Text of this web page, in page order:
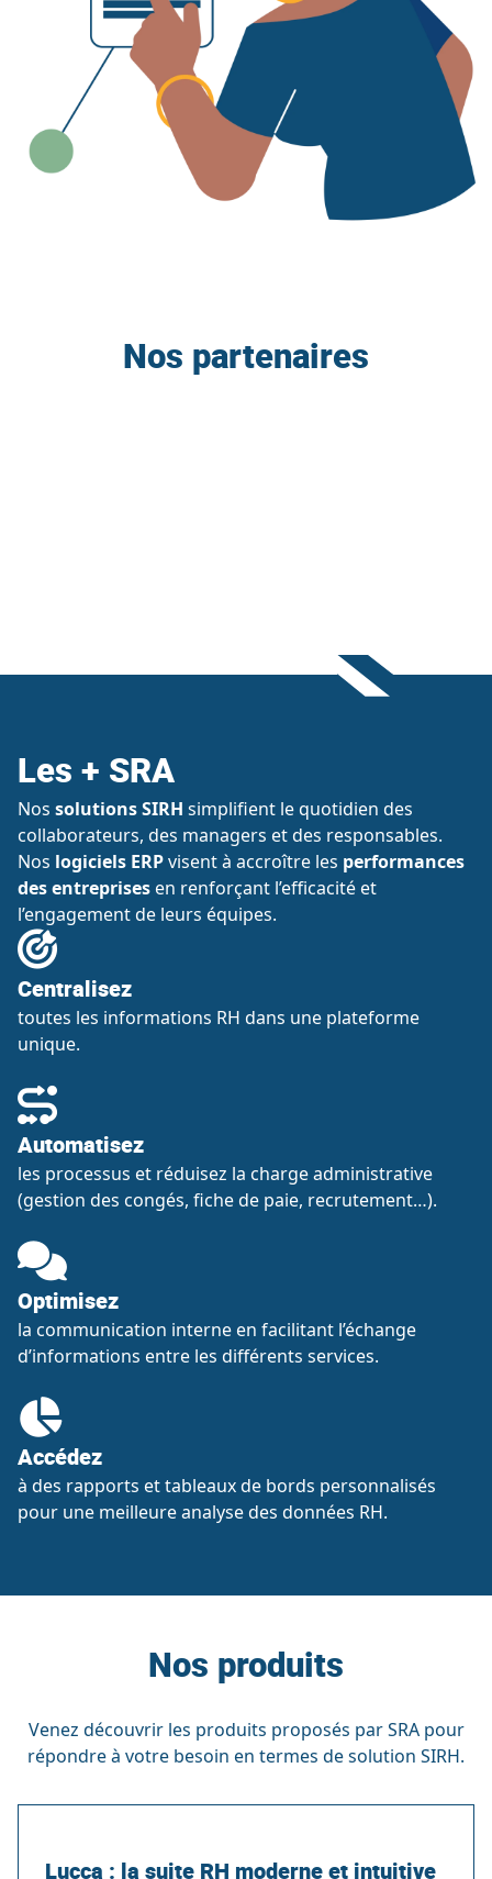
Nos partenaires
Les + SRA
Nos solutions SIRH simplifient le quotidien des
collaborateurs, des managers et des responsables.
Nos logiciels ERPvisent à accroître les performances
des entreprisesen renforçant l’efficacité et
l’engagement de leurs équipes.
Centralisez
toutes les informations RH dans une plateforme
unique.
Automatisez
les processus et réduisez la charge administrative
(gestion des congés, fiche de paie, recrutement…).
Optimisez
la communication interne en facilitant l’échange
d’informations entre les différents services.
Accédez
à des rapports et tableaux de bords personnalisés
pour une meilleure analyse des données RH.
Nos produits
Venez découvrir les produits proposés par SRA pour
répondre à votre besoin en termes de solution SIRH.
Lucca : la suite RH moderne et intuitive